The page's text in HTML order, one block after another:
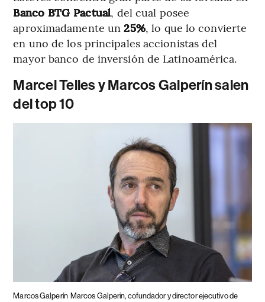
Banco BTG Pactual, del cual posee
aproximadamente un25%, lo que lo convierte
en uno de los principales accionistas del
mayor banco de inversión de Latinoamérica.
Marcel Telles y Marcos Galperín salen
del top 10
Marcos Galperín Marcos Galperin, cofundador y director ejecutivo de